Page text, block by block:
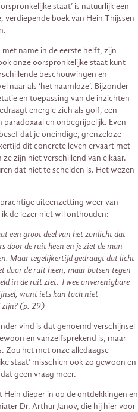
staat’ is natuurlijk een
boek van Hein Thijssen
name in de eerste helft, zijn
onze oorspronkelijke staat kunt
beschouwingen en
naar als ‘het naamloze’. Bijzonder
en toepassing van de inzichten
energie zich als golf, een
en onbegrijpelijk. Even
dat je oneindige, grenzeloze
dit concrete leven ervaart met
ze zijn niet verschillend van elkaar.
dat niet te scheiden is. Het wezen
uiteenzetting weer van
de lezer niet wil onthouden:
een groot deel van het zonlicht dat
door de ruit heen en je ziet de man
Maar tegelijkertijd gedraagt dat licht
door de ruit heen, maar botsen tegen
in de ruit ziet. Twee onverenigbare
want iets kan toch niet
zijn? (p. 29)
vind is dat genoemd verschijnsel
en vanzelfsprekend is, maar
Zou het met onze alledaagse
staat’ misschien ook zo gewoon en
geen vraag meer.
dieper in op de ontdekkingen en
Dr. Arthur Janov, die hij hier voor